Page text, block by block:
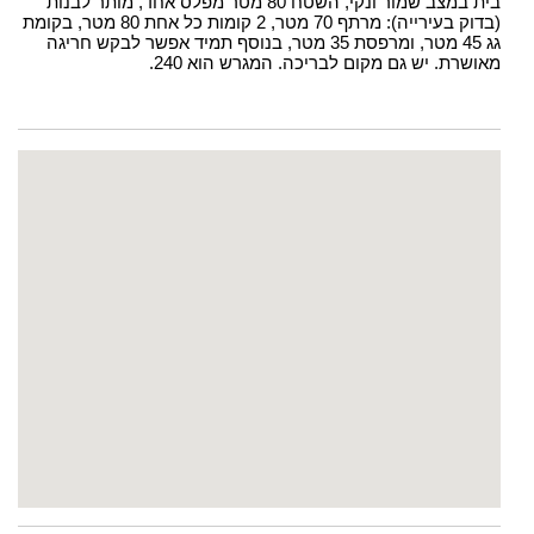
(בדוק בעירייה): מרתף 70 מטר, 2 קומות כל אחת 80 מטר, בקומת
גג 45 מטר, ומרפסת 35 מטר, בנוסף תמיד אפשר לבקש חריגה
מאושרת. יש גם מקום לבריכה. המגרש הוא 240.